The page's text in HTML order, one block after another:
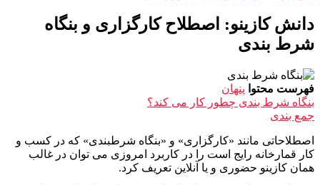
دانش کازینو: اصطلاح کارگزاری و بنگاه
شرط بندی
فهرست محتوا پنهان
بنگاه شرط بندی چطور کار می کند؟
جمع بندی
اصطلاحاتی مانند «کارگزاری» و «بنگاه شرطبندی» که در کسب و
کار قمارخانه رایج است را در کاربرد امروزی می توان در غالب
همان کازینو حضوری و یا آنلاین تعریف کرد.